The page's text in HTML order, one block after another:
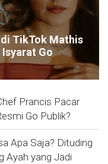
TikTok Mathis
Go
Prancis Pacar
Go Publik?
Apa Saja? Dituding
Ayah yang Jadi